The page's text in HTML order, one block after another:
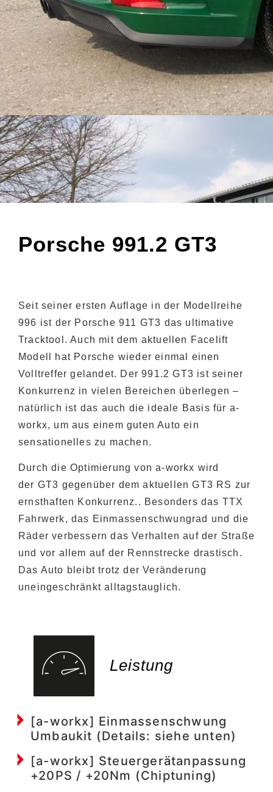
Porsche 991.2 GT3
Seit seiner ersten Auflage in der Modellreihe
996 ist der Porsche 911 GT3 das ultimative
Tracktool. Auch mit dem aktuellen Facelift
Modell hat Porsche wieder einmal einen
Volltreffer gelandet. Der 991.2 GT3 ist seiner
Konkurrenz in vielen Bereichen überlegen –
natürlich ist das auch die ideale Basis für a-
workx, um aus einem guten Auto ein
sensationelles zu machen.
Durch die Optimierung von a-workx wird
der GT3 gegenüber dem aktuellen GT3 RS zur
ernsthaften Konkurrenz.. Besonders das TTX
Fahrwerk, das Einmassenschwungrad und die
Räder verbessern das Verhalten auf der Straße
und vor allem auf der Rennstrecke drastisch.
Das Auto bleibt trotz der Veränderung
uneingeschränkt alltagstauglich.
Leistung
[a-workx] Einmassenschwung
Umbaukit (Details: siehe unten)
[a-workx] Steuergerätanpassung
+20PS / +20Nm (Chiptuning)